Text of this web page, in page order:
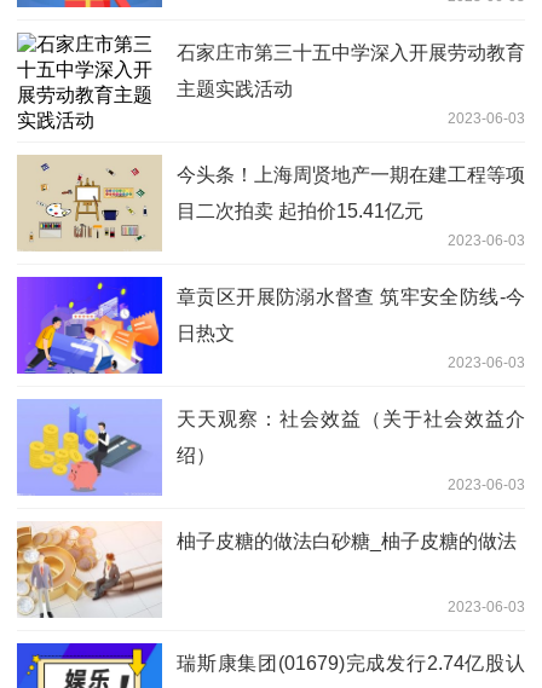
石家庄市第三十五中学深入开展劳动教育
主题实践活动
2023-06-03
今头条！上海周贤地产一期在建工程等项
目二次拍卖 起拍价15.41亿元
2023-06-03
章贡区开展防溺水督查 筑牢安全防线-今
日热文
2023-06-03
天天观察：社会效益（关于社会效益介
绍）
2023-06-03
柚子皮糖的做法白砂糖_柚子皮糖的做法
2023-06-03
瑞斯康集团(01679)完成发行2.74亿股认